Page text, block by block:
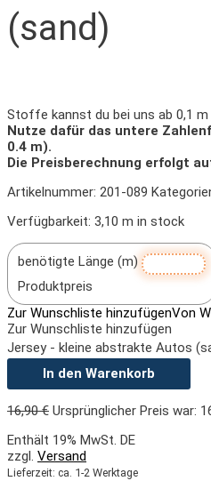
(sand)
Stoffe kannst du bei uns ab 0,1
Nutze dafür das untere
0.4 m).
Die Preisberechnung erfolgt
Artikelnummer: 201-089
Verfügbarkeit: 3,10 m in stock
benötigte Länge (m)
Produktpreis
Zur Wunschliste hinzufügenVon
Zur Wunschliste hinzufügen
Jersey - kleine abstrakte Autos
In den Warenkorb
16,90€ Ursprünglicher Preis war:
Enthält 19% MwSt. DE
zzgl. Versand
Lieferzeit: ca. 1-2 Werktage